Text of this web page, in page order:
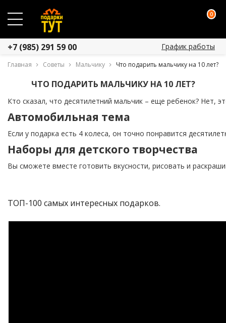
0
+7 (985) 291 59 00 График работы
Главная Советы Мальчику Что подарить мальчику на 10 лет?
ЧТО ПОДАРИТЬ МАЛЬЧИКУ НА 10 ЛЕТ?
Кто сказал, что десятилетний мальчик – еще ребенок? Нет,
Автомобильная тема
Если у подарка есть 4 колеса, он точно понравится
Наборы для детского творчества
Вы сможете вместе готовить вкусности, рисовать и
ТОП-100 самых интересных подарков.